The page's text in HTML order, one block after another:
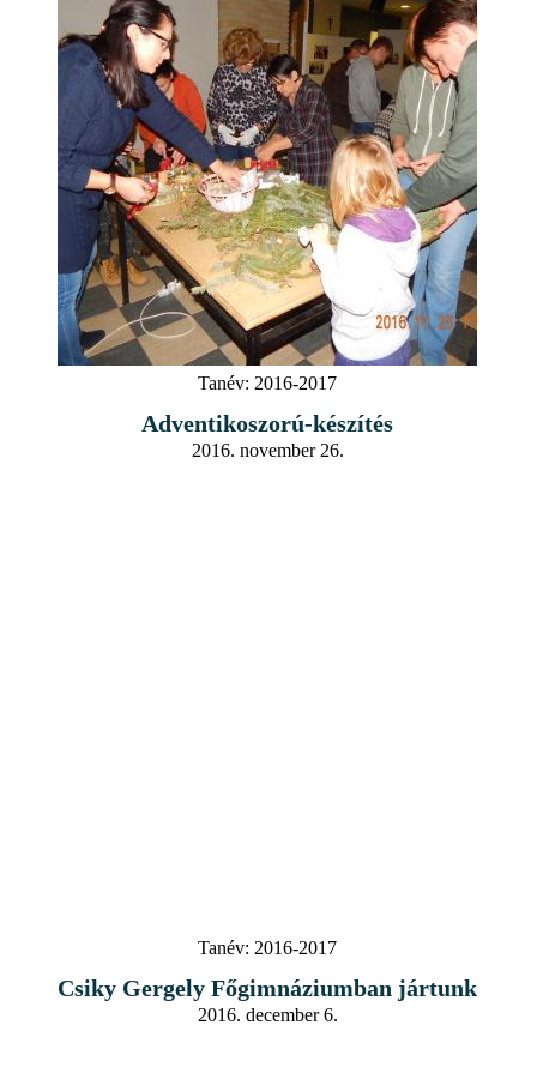
Tanév: 2016-2017
Adventikoszorú-készítés
2016. november 26.
Tanév: 2016-2017
Csiky Gergely Főgimnáziumban jártunk
2016. december 6.